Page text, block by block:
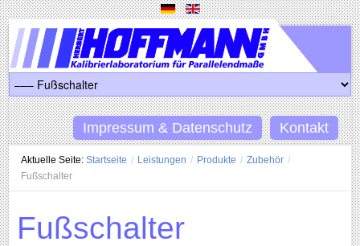
Impressum & Datenschutz Kontakt
Aktuelle Seite:Startseite / Leistungen / Produkte / Zubehör /
Fußschalter
Fußschalter